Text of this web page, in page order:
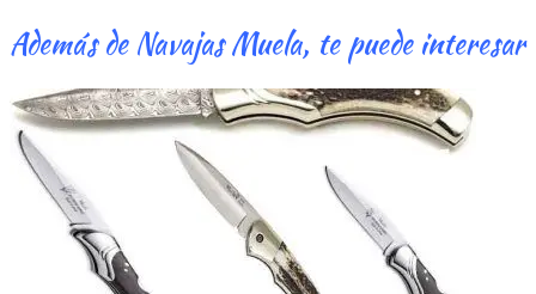
Además de Navajas Muela, te puede interesar